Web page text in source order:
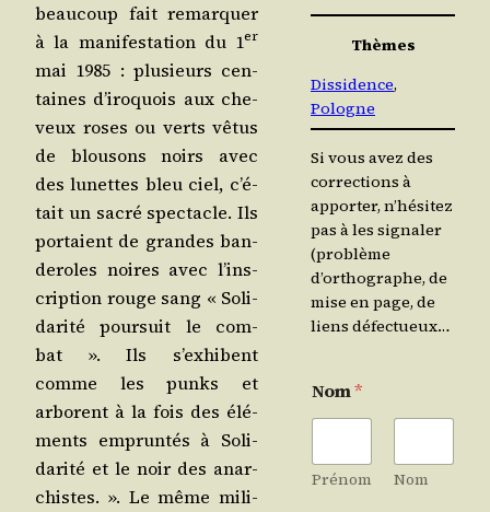
beau­coup fait remar­quer
à la mani­fes­ta­tion du 1er
mai 1985 : plu­sieurs cen­
taines d’i­ro­quois aux che­
veux roses ou verts vêtus
de blou­sons noirs avec
des lunettes bleu ciel, c’é­
tait un sacré spec­tacle. Ils
por­taient de grandes ban­
de­roles noires avec l’ins­
crip­tion rouge sang « Soli­
da­ri­té pour­suit le com­
bat ». Ils s’ex­hibent
comme les punks et
arborent à la fois des élé­
ments emprun­tés à Soli­
da­ri­té et le noir des anar­
chistes. ». Le même mili­
Thèmes
Dissidence
Pologne
Si vous avez des
corrections à
apporter, n’hésitez
pas à les signaler
(problème
d’orthographe, de
mise en page, de
liens défectueux…
Nom*
Prénom Nom